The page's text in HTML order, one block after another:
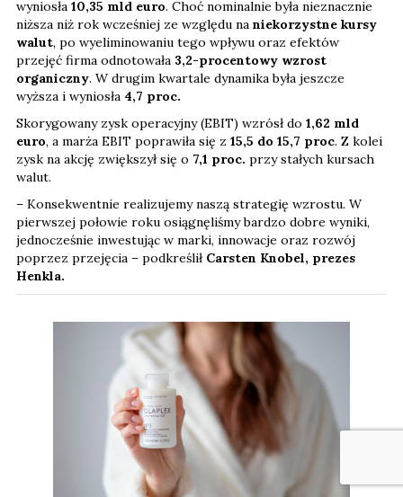
wyniosła 10,35 mld euro. Choć nominalnie była nieznacznie
niższa niż rok wcześniej ze względu na niekorzystne kursy
walut, po wyeliminowaniu tego wpływu oraz efektów
przejęć firma odnotowała 3,2-procentowy wzrost
organiczny. W drugim kwartale dynamika była jeszcze
wyższa i wyniosła 4,7 proc.
Skorygowany zysk operacyjny (EBIT) wzrósł do 1,62 mld
euro, a marża EBIT poprawiła się z 15,5 do 15,7 proc. Z kolei
zysk na akcję zwiększył się o 7,1 proc. przy stałych kursach
walut.
– Konsekwentnie realizujemy naszą strategię wzrostu. W
pierwszej połowie roku osiągnęliśmy bardzo dobre wyniki,
jednocześnie inwestując w marki, innowacje oraz rozwój
poprzez przejęcia – podkreślił Carsten Knobel, prezes
Henkla.